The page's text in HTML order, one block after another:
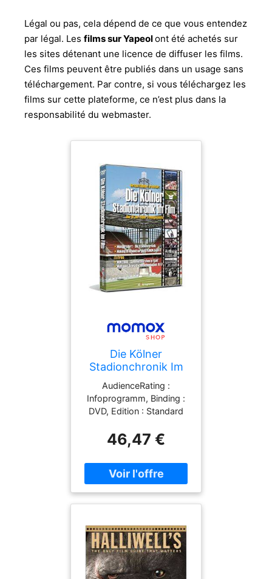
Légal ou pas, cela dépend de ce que vous entendez
par légal. Les films sur Yapeolont été achetés sur
les sites détenant une licence de diffuser les films.
Ces films peuvent être publiés dans un usage sans
téléchargement. Par contre, si vous téléchargez les
films sur cette plateforme, ce n’est plus dans la
responsabilité du webmaster.
Die Kölner
Stadionchronik Im
Film, Dvd
AudienceRating :
Infoprogramm, Binding :
DVD, Edition : Standard
Kölnprogramm, Publisher :
Kölnprogramm, Format :
DVD-Video, medium :
DVD, publicationDate :
2014-01-01, runningTime :
2014-01-01, writers :
Hermann Rheindorf, ISBN :
3981554493
46,47 €